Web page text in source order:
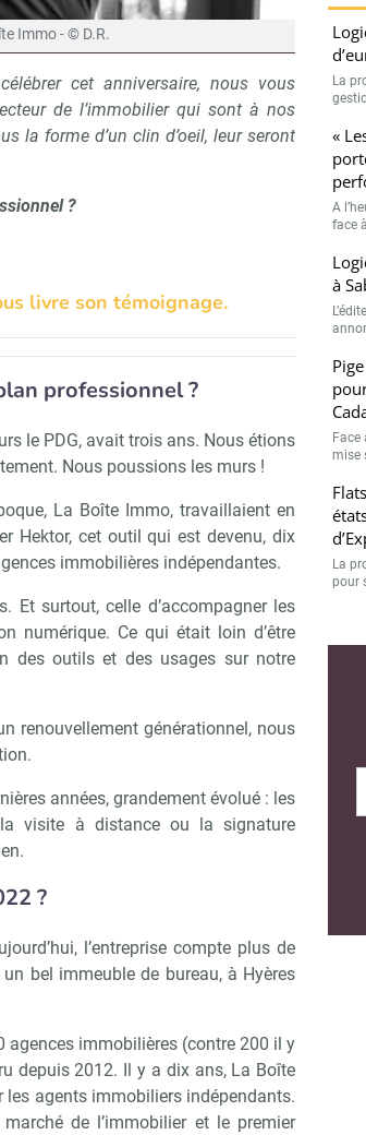
Immo - © D.R.
cet anniversaire, nous vous
de l’immobilier qui sont à nos
la forme d’un clin d’oeil, leur seront
?
livre son témoignage.
professionnel ?
le PDG, avait trois ans. Nous étions
Nous poussions les murs !
La Boîte Immo, travaillaient en
Hektor, cet outil qui est devenu, dix
immobilières indépendantes.
Et surtout, celle d’accompagner les
numérique. Ce qui était loin d’être
des outils et des usages sur notre
renouvellement générationnel, nous
années, grandement évolué : les
visite à distance ou la signature
?
l’entreprise compte plus de
bel immeuble de bureau, à Hyères
agences immobilières (contre 200 il y
depuis 2012. Il y a dix ans, La Boîte
les agents immobiliers indépendants.
de l’immobilier et le premier
La
«
A
face
à
Face
mise
La
pour
je reçois déjà ! Je déciderai plus tard